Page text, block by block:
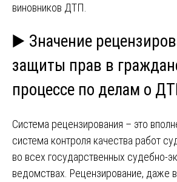
виновников ДТП.
▶️ Значение
защиты прав в
процессе по делам о
Система рецензирования – это
система контроля качества работ
во всех государственных судебно-
ведомствах. Рецензирование, даже